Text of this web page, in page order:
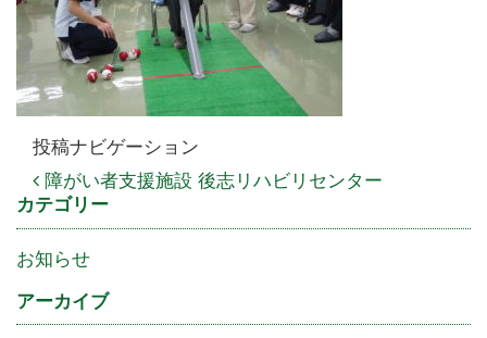
投稿ナビゲーション
障がい者支援施設 後志リハビリセンター
カテゴリー
お知らせ
アーカイブ